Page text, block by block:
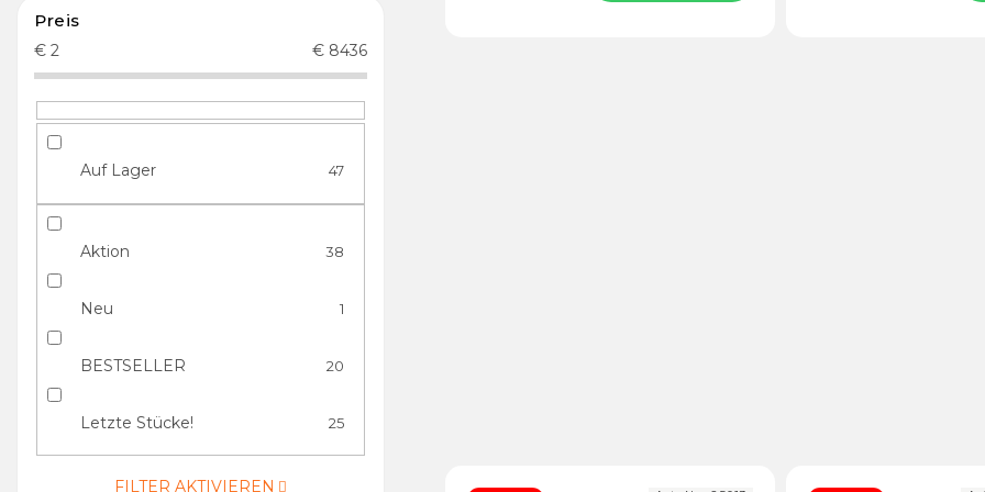
Preis
€ 2 € 8436
Auf Lager 47
Aktion 38
Neu 1
BESTSELLER 20
Letzte Stücke! 25
FILTER AKTIVIEREN